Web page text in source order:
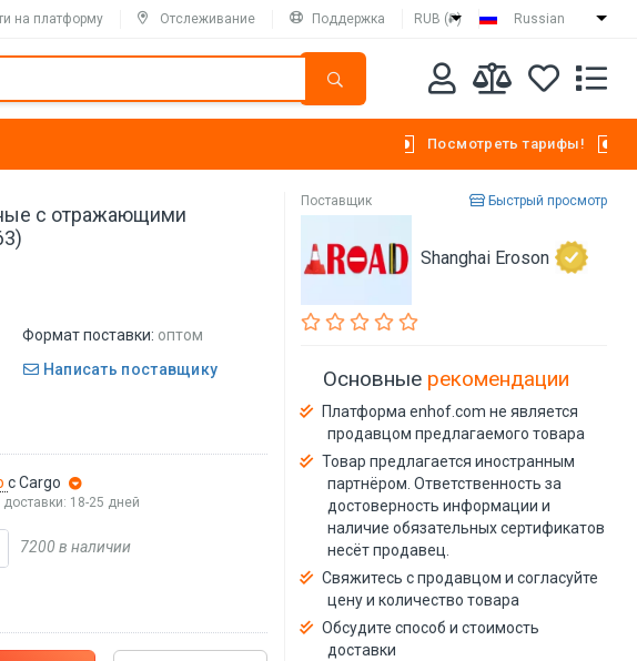
на платформу Отслеживание Поддержка RUB (₽) Russian
Посмотреть тарифы!
с отражающими
Формат поставки: оптом
Написать поставщику
с Cargo
18-25 дней
7200 в наличии
Поставщик Быстрый просмотр
Shanghai Eroson
Основные рекомендации
Платформа enhof.com не является
продавцом предлагаемого товара
Товар предлагается иностранным
партнёром. Ответственность за
достоверность информации и
наличие обязательных сертификатов
несёт продавец.
Свяжитесь с продавцом и согласуйте
цену и количество товара
Обсудите способ и стоимость
доставки